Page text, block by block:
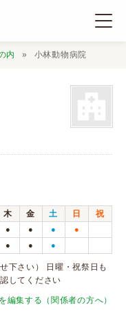
内 小林動物病院
木 金 土 日
祝
● ● ● ●
● ● ●
さい） 日曜・祝祭日も
してください
編集する（関係者の方へ）